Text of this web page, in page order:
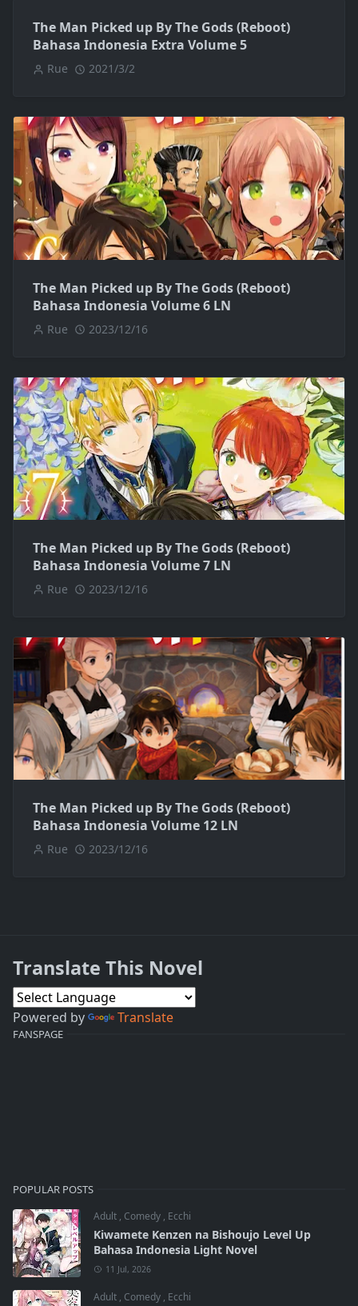
The Man Picked up By The Gods (Reboot)
Bahasa Indonesia Extra Volume 5
Rue 2021/3/2
The Man Picked up By The Gods (Reboot)
Bahasa Indonesia Volume 6 LN
Rue 2023/12/16
The Man Picked up By The Gods (Reboot)
Bahasa Indonesia Volume 7 LN
Rue 2023/12/16
The Man Picked up By The Gods (Reboot)
Bahasa Indonesia Volume 12 LN
Rue 2023/12/16
Translate This Novel
Powered by Translate
FANSPAGE
POPULAR POSTS
Adult , Comedy , Ecchi
Kiwamete Kenzen na Bishoujo Level Up
Bahasa Indonesia Light Novel
11 Jul, 2026
Adult , Comedy , Ecchi